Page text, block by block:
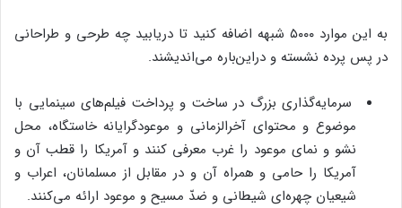
به این موارد ۵۰۰۰ شبهه اضافه کنید تا دریابید چه طرحی و طراحانی
در پس پرده نشسته و دراین‌باره می‌اندیشند.
سرمایه‌گذاری بزرگ در ساخت و پرداخت فیلم‌های سینمایی با
موضوع و محتوای آخرالزمانی و موعودگرایانه خاستگاه، محل
نشو و نمای موعود را غرب معرفی کنند و آمریکا را قطب آن و
آمریکا را حامی و همراه آن و در مقابل از مسلمانان، اعراب و
شیعیان چهره‌ای شیطانی و ضدّ مسیح و موعود ارائه می‌کنند.